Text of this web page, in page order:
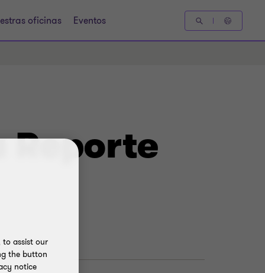
oficinas Eventos
Reporte
to assist our
the button
notice